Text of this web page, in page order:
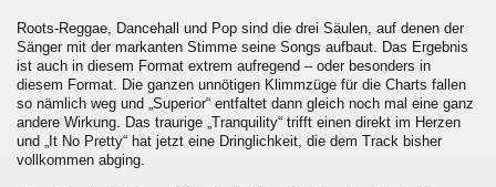
Roots-Reggae, Dancehall und Pop sind die drei Säulen, auf denen der
Sänger mit der markanten Stimme seine Songs aufbaut. Das Ergebnis
ist auch in diesem Format extrem aufregend – oder besonders in
diesem Format. Die ganzen unnötigen Klimmzüge für die Charts fallen
so nämlich weg und „Superior“ entfaltet dann gleich noch mal eine ganz
andere Wirkung. Das traurige „Tranquility“ trifft einen direkt im Herzen
und „It No Pretty“ hat jetzt eine Dringlichkeit, die dem Track bisher
vollkommen abging.